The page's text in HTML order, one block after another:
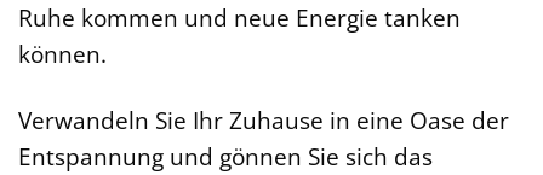
Ruhe kommen und neue Energie tanken
können.
Verwandeln Sie Ihr Zuhause in eine Oase der
Entspannung und gönnen Sie sich das